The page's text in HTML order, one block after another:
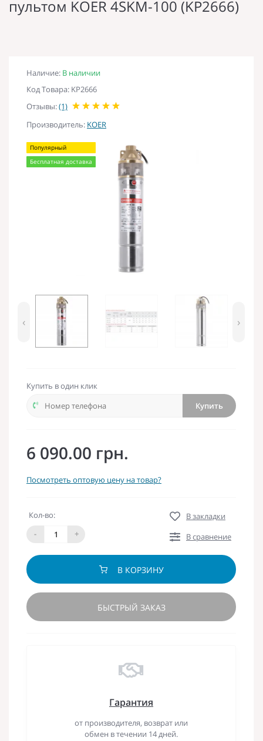
пультом KOER 4SKM-100 (KP2666)
Наличие: В наличии
Код Товара: KP2666
Отзывы:(1)
Производитель: KOER
Популярный
Бесплатная доставка
‹ ›
Купить в один клик
Купить
6 090.00 грн.
Посмотреть оптовую цену на товар?
Кол-во:
-
+
В закладки
В сравнение
В КОРЗИНУ
БЫСТРЫЙ ЗАКАЗ
Гарантия
от производителя, возврат или
обмен в течении 14 дней.